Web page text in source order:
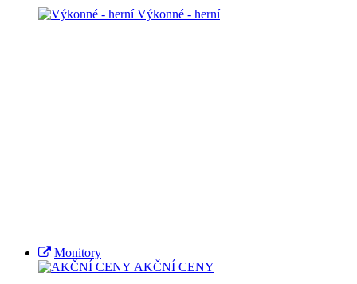
Výkonné - herní
Monitory
AKČNÍ CENY